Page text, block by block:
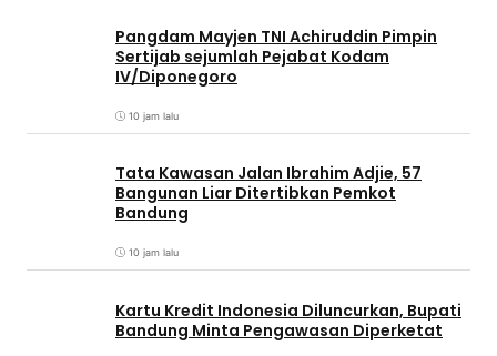
Pangdam Mayjen TNI Achiruddin Pimpin
Sertijab sejumlah Pejabat Kodam
IV/Diponegoro
10 jam lalu
Tata Kawasan Jalan Ibrahim Adjie, 57
Bangunan Liar Ditertibkan Pemkot
Bandung
10 jam lalu
Kartu Kredit Indonesia Diluncurkan, Bupati
Bandung Minta Pengawasan Diperketat